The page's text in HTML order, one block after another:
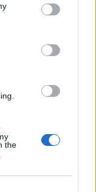
the
την Τρίτη
εγκύκλιοι που